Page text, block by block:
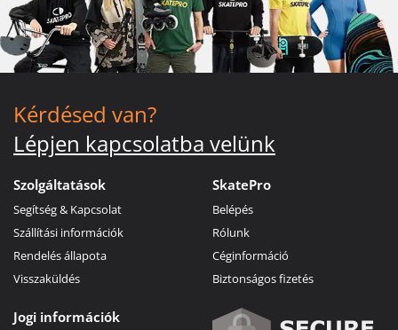
Kérdésed van?
Lépjen kapcsolatba velünk
Szolgáltatások
Segítség & Kapcsolat
Szállítási információk
Rendelés állapota
Visszaküldés
SkatePro
Belépés
Rólunk
Céginformáció
Biztonságos fizetés
Jogi információk